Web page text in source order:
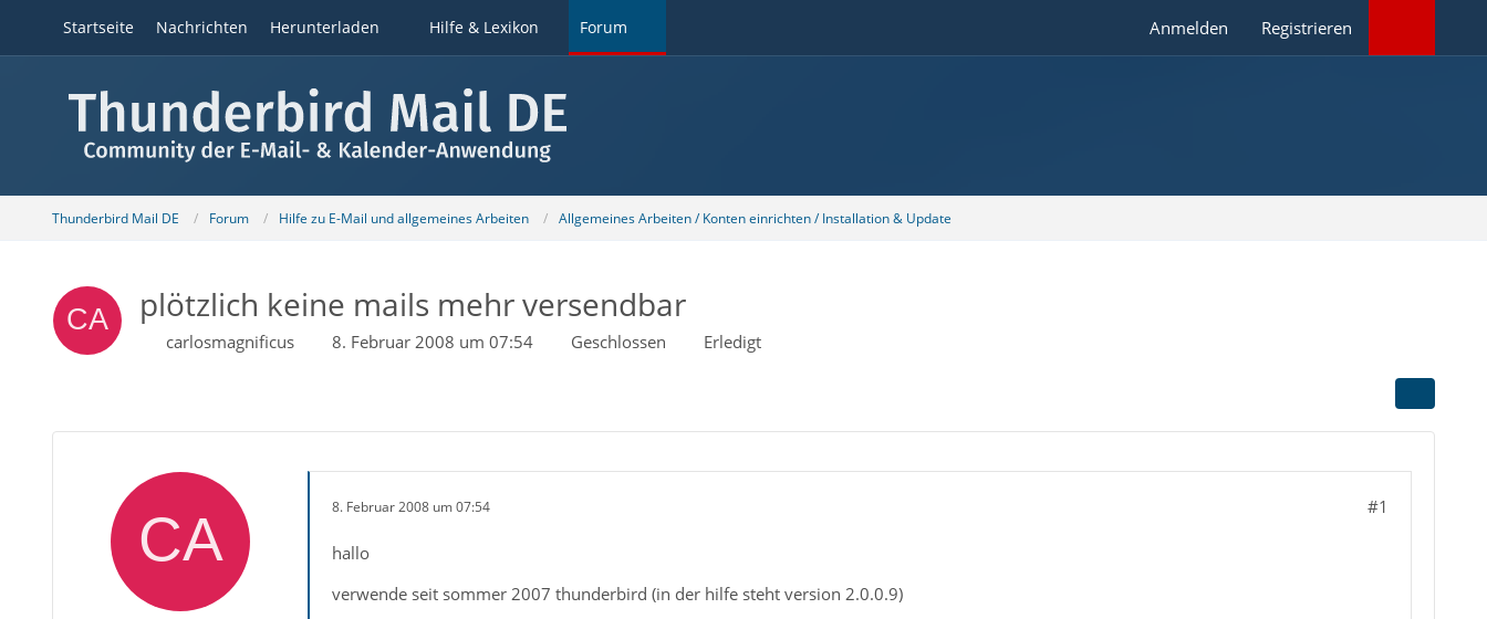
Startseite Nachrichten Herunterladen Hilfe & Lexikon Forum Anmelden Registrieren
Thunderbird Mail DE Forum Hilfe zu E-Mail und allgemeines Arbeiten Allgemeines Arbeiten / Konten einrichten / Installation & Update
plötzlich keine mails mehr versendbar
carlosmagnificus 8. Februar 2008 um 07:54 Geschlossen Erledigt
8. Februar 2008 um 07:54 #1
hallo
verwende seit sommer 2007 thunderbird (in der hilfe steht version 2.0.0.9)